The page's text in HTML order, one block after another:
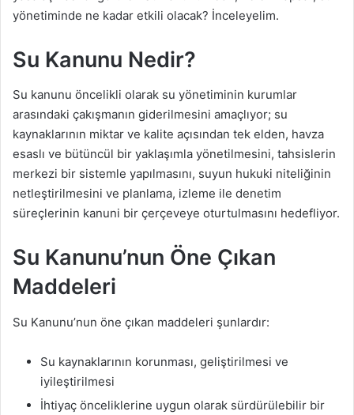
yönetiminde ne kadar etkili olacak? İnceleyelim.
Su Kanunu Nedir?
Su kanunu öncelikli olarak su yönetiminin kurumlar
arasındaki çakışmanın giderilmesini amaçlıyor; su
kaynaklarının miktar ve kalite açısından tek elden, havza
esaslı ve bütüncül bir yaklaşımla yönetilmesini, tahsislerin
merkezi bir sistemle yapılmasını, suyun hukuki niteliğinin
netleştirilmesini ve planlama, izleme ile denetim
süreçlerinin kanuni bir çerçeveye oturtulmasını hedefliyor.
Su Kanunu’nun Öne Çıkan
Maddeleri
Su Kanunu’nun öne çıkan maddeleri şunlardır:
Su kaynaklarının korunması, geliştirilmesi ve
iyileştirilmesi
İhtiyaç önceliklerine uygun olarak sürdürülebilir bir